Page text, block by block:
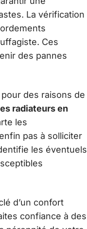
La vérification
Ces
des pannes
des raisons de
radiateurs en
les
pas à solliciter
les éventuels
d’un confort
confiance à des